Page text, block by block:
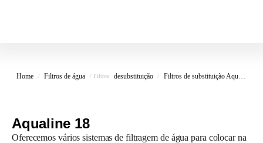
Home / Filtros de água / Filtros desubstituição / Filtros de substituição Aqualine
Aqualine 18
Oferecemos vários sistemas de filtragem de água para colocar na